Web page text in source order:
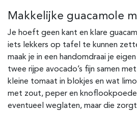
Makkelijke guacamole
Je hoeft geen kant en klare
iets lekkers op tafel te kunnen
maak je in een handomdraai je
twee rijpe avocado’s fijn samen
kleine tomaat in blokjes en wat
met zout, peper en
eventueel weglaten, maar die